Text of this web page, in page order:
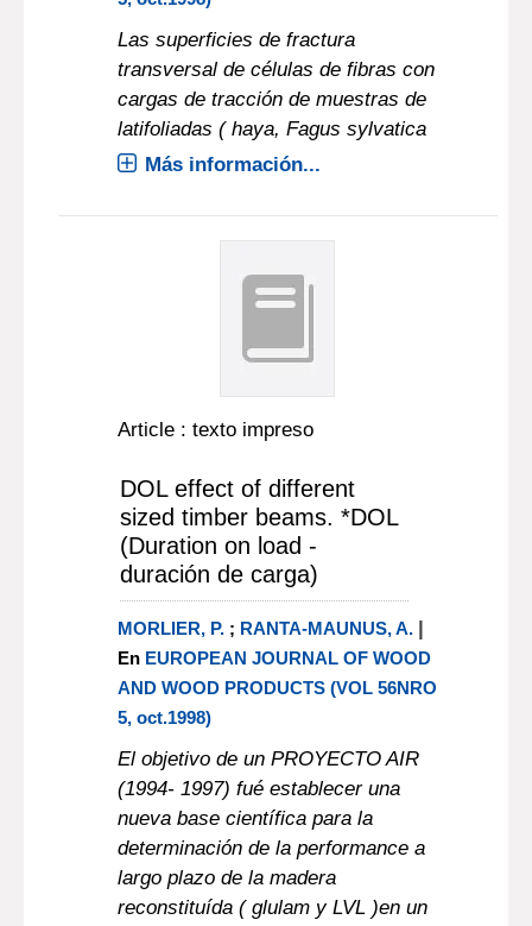
Las superficies de fractura
transversal de células de fibras con
cargas de tracción de muestras de
latifoliadas ( haya, Fagus sylvatica
Más información...
Article : texto impreso
DOL effect of different
sized timber beams. *DOL
(Duration on load -
duración de carga)
MORLIER, P.; RANTA-MAUNUS, A. |
En EUROPEAN JOURNAL OF WOOD
AND WOOD PRODUCTS (VOL 56NRO
5, oct.1998)
El objetivo de un PROYECTO AIR
(1994- 1997) fué establecer una
nueva base científica para la
determinación de la performance a
largo plazo de la madera
reconstituída ( glulam y LVL )en un